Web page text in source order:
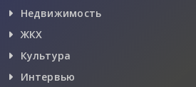
Недвижимость
ЖКХ
Культура
Интервью